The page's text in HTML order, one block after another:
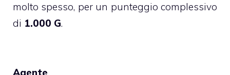
molto spesso, per un punteggio complessivo
di 1.000 G.